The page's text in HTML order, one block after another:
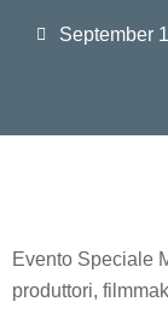
September
Evento Speciale
produttori,